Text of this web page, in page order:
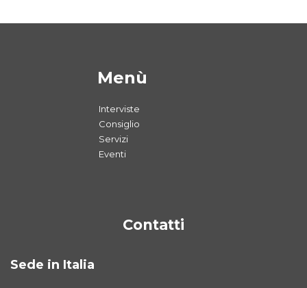
Menù
Interviste
Consiglio
Servizi
Eventi
Contatti
Sede in Italia